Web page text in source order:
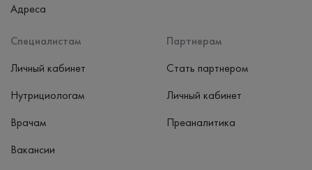
Адреса
Специалистам
Личный кабинет
Нутрициологам
Врачам
Вакансии
Партнерам
Стать партнером
Личный кабинет
Преаналитика